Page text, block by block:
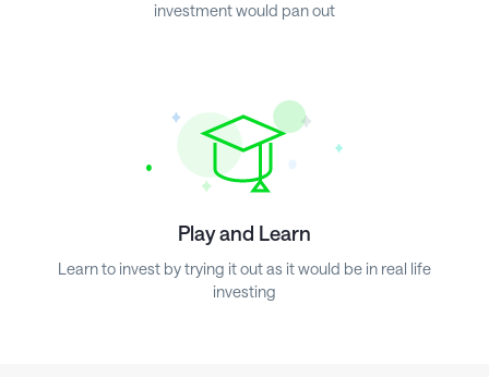
investment would pan out
Play and Learn
Learn to invest by trying it out as it would be in real life
investing